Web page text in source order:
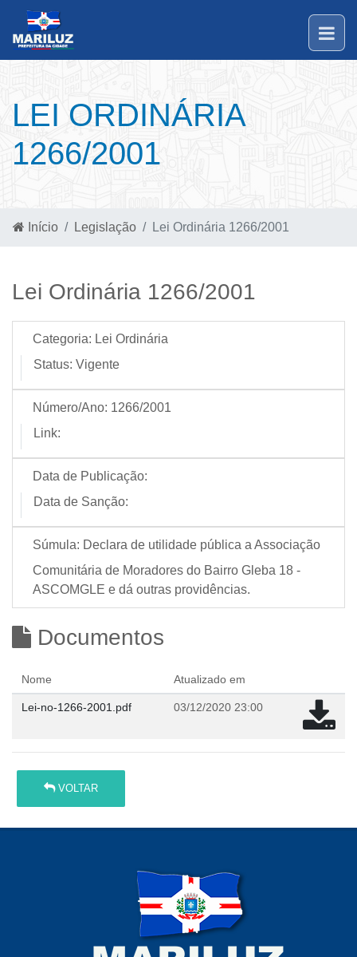
LEI ORDINÁRIA
1266/2001
Início Legislação Lei Ordinária 1266/2001
Lei Ordinária 1266/2001
Categoria: Lei Ordinária
Status: Vigente
Número/Ano: 1266/2001
Link:
Data de Publicação:
Data de Sanção:
Súmula: Declara de utilidade pública a Associação
Comunitária de Moradores do Bairro Gleba 18 -
ASCOMGLE e dá outras providências.
Documentos
Nome Atualizado em
Lei-no-1266-2001.pdf 03/12/2020 23:00
VOLTAR